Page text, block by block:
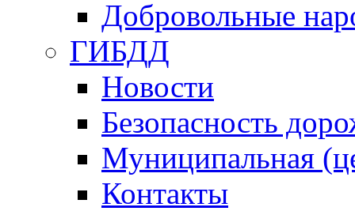
Добровольные
ГИБДД
Новости
Безопасность
Муниципальная
Контакты